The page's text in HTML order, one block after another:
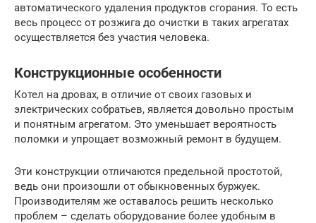
автоматического удаления продуктов сгорания. То есть
весь процесс от розжига до очистки в таких агрегатах
осуществляется без участия человека.
Конструкционные особенности
Котел на дровах, в отличие от своих газовых и
электрических собратьев, является довольно простым
и понятным агрегатом. Это уменьшает вероятность
поломки и упрощает возможный ремонт в будущем.
Эти конструкции отличаются предельной простотой,
ведь они произошли от обыкновенных буржуек.
Производителям же оставалось решить несколько
проблем – сделать оборудование более удобным в